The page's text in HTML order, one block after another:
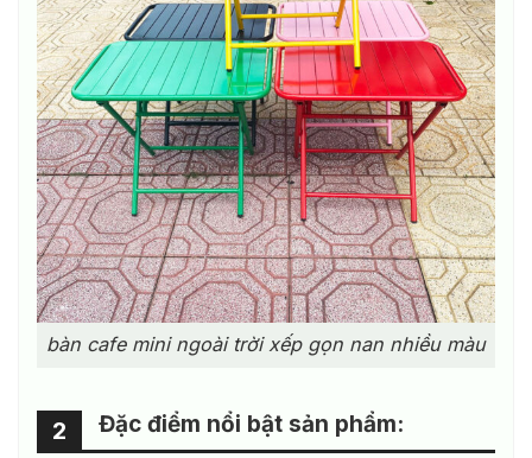
bàn cafe mini ngoài trời xếp gọn nan nhiều màu
Đặc điểm nổi bật sản phẩm:
2